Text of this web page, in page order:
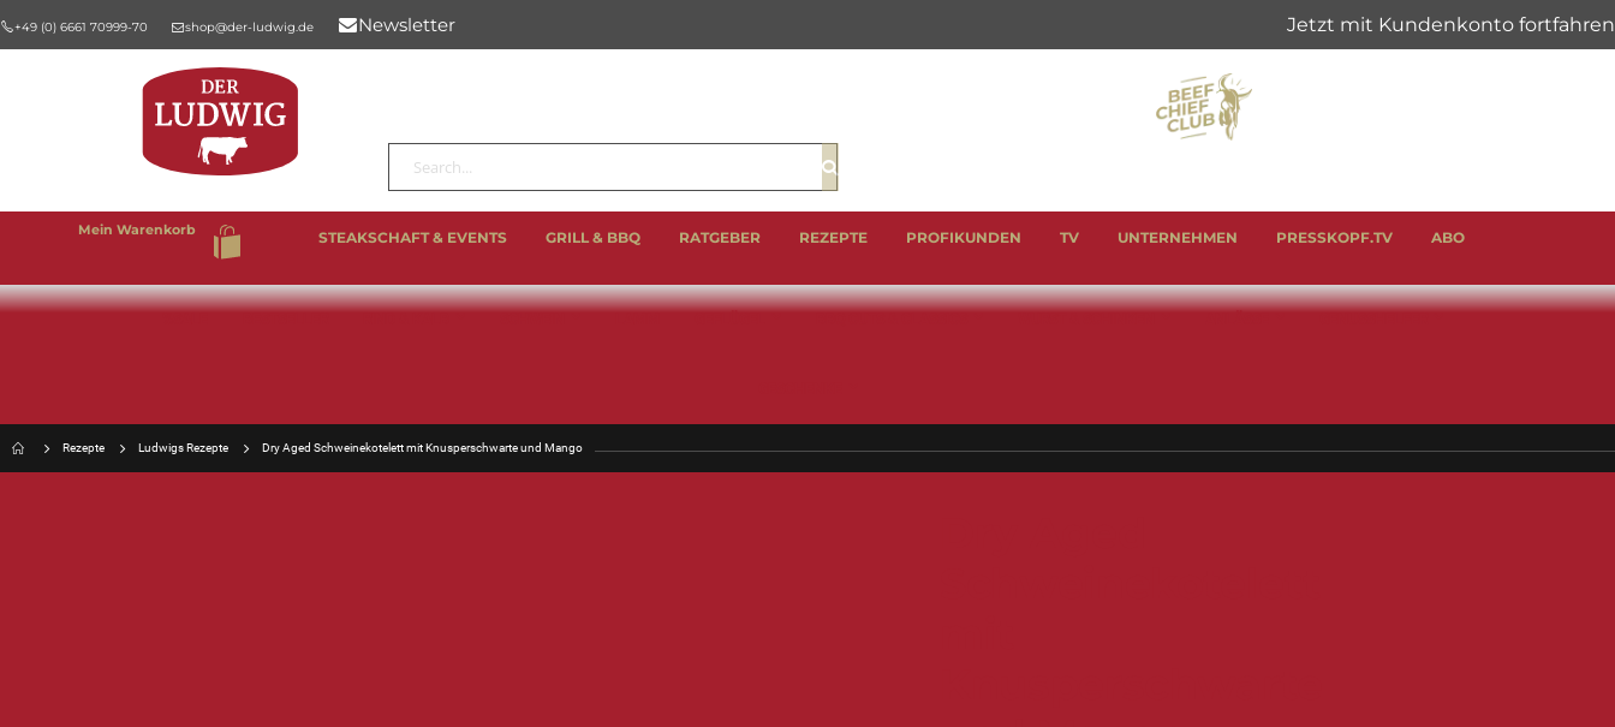
+49 (0) 6661 70999-70 shop@der-ludwig.de Newsletter
Mein Warenkorb
Suche
Suche
STEAKSCHAFT & EVENTS GRILL & BBQ RATGEBER REZEPTE PROFIKUNDEN TV UNTERNEHMEN PRESSKOPF.TV ABO
Rezepte Ludwigs Rezepte Dry Aged Schweinekotelett mit Knusperschwarte und Mango